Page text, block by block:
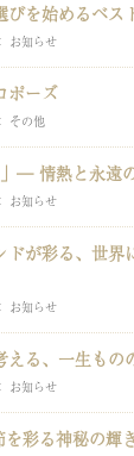
を始めるベス
お知らせ
ポーズ
その他
― 情熱と永遠
お知らせ
ドが彩る、世界
お知らせ
える、一生もの
お知らせ
彩る神秘の輝